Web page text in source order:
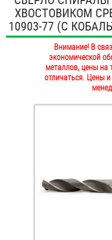
ОПЛАТА И ДОСТАВКА
НАШИ МАГАЗИНЫ
Втулки
Дюбели
Дюймовый крепёж
Крюки, кольца с
ХВОСТОВИКОМ
10903-77 (С
Внимание! В
экономической
металлов, цены на
отличаться. Цены